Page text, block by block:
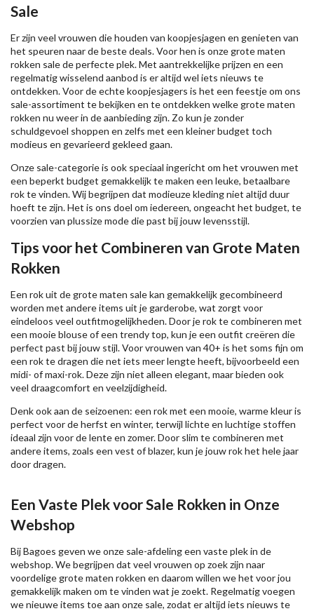
Sale
Er zijn veel vrouwen die houden van koopjesjagen en genieten van
het speuren naar de beste deals. Voor hen is onze grote maten
rokken sale de perfecte plek. Met aantrekkelijke prijzen en een
regelmatig wisselend aanbod is er altijd wel iets nieuws te
ontdekken. Voor de echte koopjesjagers is het een feestje om ons
sale-assortiment te bekijken en te ontdekken welke grote maten
rokken nu weer in de aanbieding zijn. Zo kun je zonder
schuldgevoel shoppen en zelfs met een kleiner budget toch
modieus en gevarieerd gekleed gaan.
Onze sale-categorie is ook speciaal ingericht om het vrouwen met
een beperkt budget gemakkelijk te maken een leuke, betaalbare
rok te vinden. Wij begrijpen dat modieuze kleding niet altijd duur
hoeft te zijn. Het is ons doel om iedereen, ongeacht het budget, te
voorzien van plussize mode die past bij jouw levensstijl.
Tips voor het Combineren van Grote Maten
Rokken
Een rok uit de grote maten sale kan gemakkelijk gecombineerd
worden met andere items uit je garderobe, wat zorgt voor
eindeloos veel outfitmogelijkheden. Door je rok te combineren met
een mooie blouse of een trendy top, kun je een outfit creëren die
perfect past bij jouw stijl. Voor vrouwen van 40+ is het soms fijn om
een rok te dragen die net iets meer lengte heeft, bijvoorbeeld een
midi- of maxi-rok. Deze zijn niet alleen elegant, maar bieden ook
veel draagcomfort en veelzijdigheid.
Denk ook aan de seizoenen: een rok met een mooie, warme kleur is
perfect voor de herfst en winter, terwijl lichte en luchtige stoffen
ideaal zijn voor de lente en zomer. Door slim te combineren met
andere items, zoals een vest of blazer, kun je jouw rok het hele jaar
door dragen.
Een Vaste Plek voor Sale Rokken in Onze
Webshop
Bij Bagoes geven we onze sale-afdeling een vaste plek in de
webshop. We begrijpen dat veel vrouwen op zoek zijn naar
voordelige grote maten rokken en daarom willen we het voor jou
gemakkelijk maken om te vinden wat je zoekt. Regelmatig voegen
we nieuwe items toe aan onze sale, zodat er altijd iets nieuws te